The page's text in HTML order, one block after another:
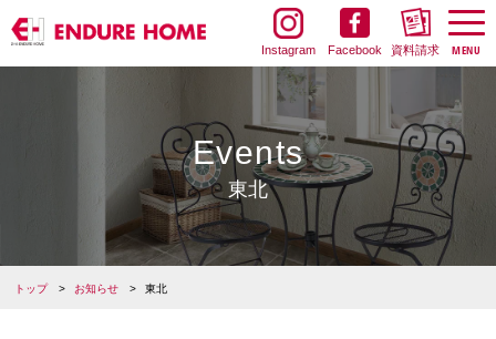
Instagram Facebook 資料請求
Events
東北
トップ お知らせ 東北